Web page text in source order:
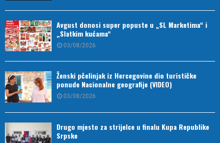
Avgust donosi super popuste u „SL Marketima“ i
„Slatkim kućama“
03/08/2026
Ženski pčelinjak iz Hercegovine dio turističke
ponude Nacionalne geografije (VIDEO)
03/08/2026
Drugo mjesto za strijelce u finalu Kupa Republike
Srpske